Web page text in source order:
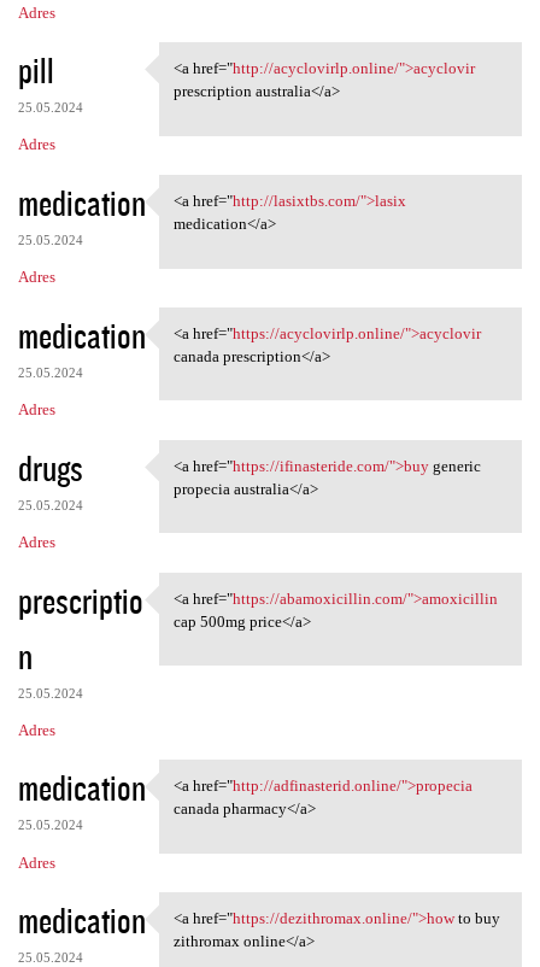
Adres
pill
25.05.2024
Adres
<a href="http://acyclovirlp
<a href="http://acyclovirlp.online/">acyclovir
prescription australia</a>
medication
25.05.2024
Adres
<a href="http://lasixtbs.com/
<a href="http://lasixtbs.com/">lasix
medication</a>
medication
25.05.2024
Adres
<a href="https://acyclovirlp
<a href="https://acyclovirlp.online/">acyclovir
canada prescription</a>
drugs
25.05.2024
Adres
<a href="https://ifinasteride
<a href="https://ifinasteride.com/">buygeneric
propecia australia</a>
prescriptio
n
25.05.2024
Adres
<a href="https:/
<a href="https://abamoxicillin.com/">amoxicillin
cap 500mg price</a>
medication
25.05.2024
Adres
<a href="http://adfinasterid
<a href="http://adfinasterid.online/">propecia
canada pharmacy</a>
medication
25.05.2024
<a href="https://dezithromax
<a href="https://dezithromax.online/">howto buy
zithromax online</a>